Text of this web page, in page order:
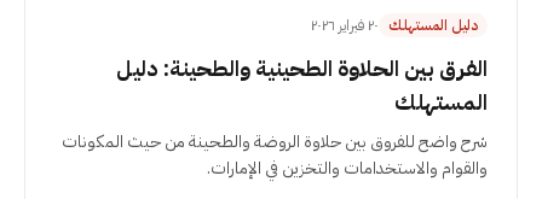
دليل المستهلك ٢٠ فبراير ٢٠٢٦
الفرق بين الحلاوة الطحينية والطحينة: دليل
المستهلك
شرح واضح للفروق بين حلاوة الروضة والطحينة من حيث المكونات
والقوام والاستخدامات والتخزين في الإمارات.